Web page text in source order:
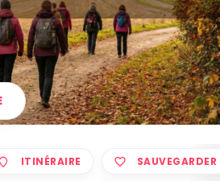
à SOMBREFFE
ITINÉRAIRE SAUVEGARDER